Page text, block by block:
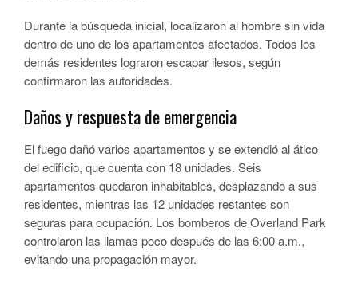
Durante la búsqueda inicial, localizaron al hombre sin vida
dentro de uno de los apartamentos afectados. Todos los
demás residentes lograron escapar ilesos, según
confirmaron las autoridades.
Daños y respuesta de emergencia
El fuego dañó varios apartamentos y se extendió al ático
del edificio, que cuenta con 18 unidades. Seis
apartamentos quedaron inhabitables, desplazando a sus
residentes, mientras las 12 unidades restantes son
seguras para ocupación. Los bomberos de Overland Park
controlaron las llamas poco después de las 6:00 a.m.,
evitando una propagación mayor.